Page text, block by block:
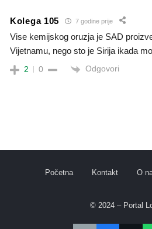
Kolega 105 7 godine prije
Vise kemijskog oruzja je SAD
Vijetnamu, nego sto je Sirija ikada
2 0 Odgovori
Početna Kontakt O
© 2024 – Portal